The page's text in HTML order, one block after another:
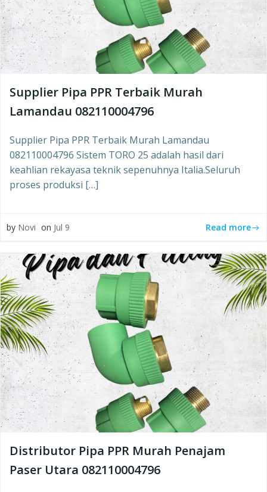
Supplier Pipa PPR Terbaik Murah
Lamandau 082110004796
Supplier Pipa PPR Terbaik Murah Lamandau
082110004796 Sistem TORO 25 adalah hasil dari
keahlian rekayasa teknik sepenuhnya Italia.Seluruh
proses produksi […]
by Novi on Jul 9 Read more
Distributor Pipa PPR Murah Penajam
Paser Utara 082110004796